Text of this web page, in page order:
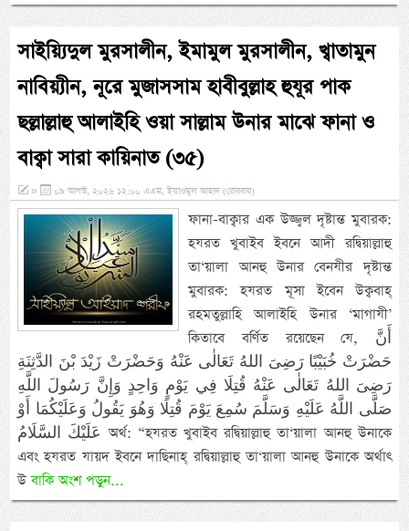
সাইয়্যিদুল মুরসালীন, ইমামুল মুরসালীন, খ্বাতামুন
নাবিয়্যীন, নূরে মুজাসসাম হাবীবুল্লাহ হুযূর পাক
ছল্লাল্লাহু আলাইহি ওয়া সাল্লাম উনার মাঝে ফানা ও
বাক্বা সারা কায়িনাত (৩৫)
» ০৯ আগস্ট, ২০২৬ ১২:০০ এএম, ইয়াওমুল আহাদ (রোববার)
ফানা-বাক্বার এক উজ্জ্বল দৃষ্টান্ত মুবারক:
হযরত খুবাইব ইবনে আদী রদ্বিয়াল্লাহু
তা‘য়ালা আনহু উনার বেনযীর দৃষ্টান্ত
মুবারক: হযরত মূসা ইব‌েন উক্ববাহ্
রহমতুল্লাহি আলাইহি উনার ‘মাগাযী’
কিতাবে বর্ণিত রয়েছেন যে, أَنَّ
حَضْرَتْ خُبَيْبًا رَضِىَ اللهُ تَعَالٰى عَنْهُ وَحَضْرَتْ زَيْدَ بْنَ الدَّثِنَةِ
رَضِىَ اللهُ تَعَالٰى عَنْهُ قُتِلَا فِي يَوْمٍ وَاحِدٍ وَإِنَّ رَسُولَ اللَّهِ
صَلَّى اللَّهُ عَلَيْهِ وَسَلَّمَ سُمِعَ يَوْمَ قُتِلَا وَهُوَ يَقُولُ وَعَلَيْكُمَا أَوْ
عَلَيْكَ السَّلَامُ অর্থ: “হযরত খুবাইব রদ্বিয়াল্লাহু তা‘য়ালা আনহু উনাকে
এবং হযরত যায়দ ইবনে দাছিনাহ্ রদ্বিয়াল্লাহু তা‘য়ালা আনহু উনাকে অর্থাৎ
উবাকি অংশ পড়ুন...